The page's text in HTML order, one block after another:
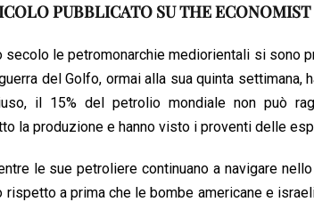
n
e
d
I
n
r
a
d
s
a
l
p
L
i
n
k
i
t
PUBBLICATO SU THE ECONOMIST
secolo le petromonarchie mediorientali si sono
del Golfo, ormai alla sua quinta settimana,
il 15% del petrolio mondiale non può
la produzione e hanno visto i proventi delle
le sue petroliere continuano a navigare
rispetto a prima che le bombe americane e